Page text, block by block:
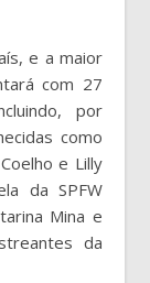
e a maior
com 27
por
como
e Lilly
da SPFW
Mina e
da